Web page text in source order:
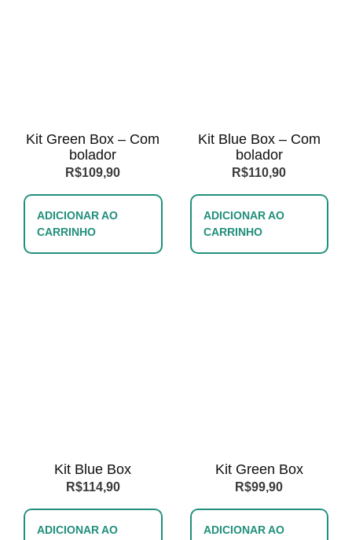
Kit Green Box – Com
bolador
R$109,90
ADICIONAR AO
CARRINHO
Kit Blue Box – Com
bolador
R$110,90
ADICIONAR AO
CARRINHO
Kit Blue Box
R$114,90
ADICIONAR AO
Kit Green Box
R$99,90
ADICIONAR AO